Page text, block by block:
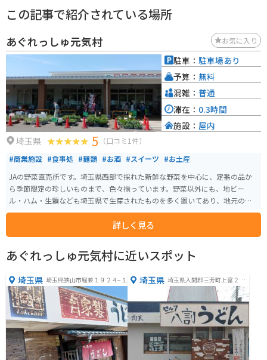
この記事で紹介されている場所
あぐれっしゅ元気村 お気に入り
埼玉県 5 （口コミ1件）
#商業施設 #食事処 #麺類 #お酒 #スイーツ #お土産
JAの野菜直売所です。埼玉県西部で採れた新鮮な野菜を中心に、定番の品か
ら季節限定の珍しいものまで、色々揃っています。野菜以外にも、地ビー
ル・ハム・生麵なども埼玉県で生産されたものを多く置いてあり、地元の人
はスーパーマーケット感覚で利用していますが、市外から来てみると観光の
詳しく見る
駐車： 駐車場あり
予算： 無料
混雑： 普通
滞在： 0.3時間
施設： 屋内
あぐれっしゅ元気村に近いスポット
埼玉県 埼玉県狭山市堀兼１９２４−１ 埼玉県 埼玉県入間郡三芳町上富２０
８２−５